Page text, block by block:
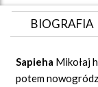
BIOGRAFIA
ZDJĘCIA (4)
Sapieha Mikołaj
potem